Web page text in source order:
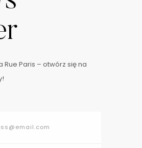
Rue Paris – otwórz się na